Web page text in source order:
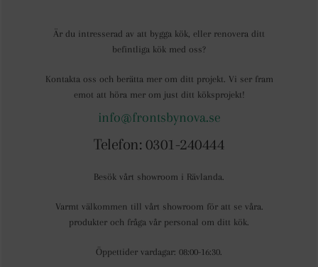
Är du intresserad av att bygga kök, eller renovera ditt
befintliga kök med oss?
Kontakta oss och berätta mer om ditt projekt. Vi ser fram
emot att höra mer om just ditt köksprojekt!
info@frontsbynova.se
Telefon: 0301-240444
Besök vårt showroom i Rävlanda.
Varmt välkommen till vårt showroom för att se våra.
produkter och fråga vår personal om ditt kök.
Öppettider vardagar: 08:00-16:30.